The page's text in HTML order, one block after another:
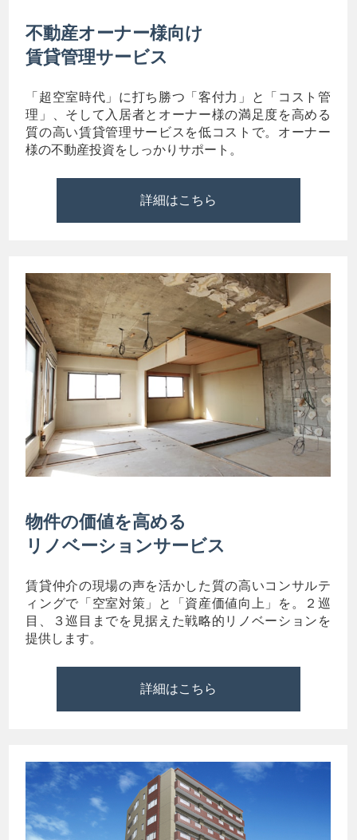
不動産オーナー様向け
賃貸管理サービス
「超空室時代」に打ち勝つ「客付力」と「コスト管
理」、そして入居者とオーナー様の満足度を高める
質の高い賃貸管理サービスを低コストで。オーナー
様の不動産投資をしっかりサポート。
詳細はこちら
物件の価値を高める
リノベーションサービス
賃貸仲介の現場の声を活かした質の高いコンサルテ
ィングで「空室対策」と「資産価値向上」を。２巡
目、３巡目までを見据えた戦略的リノベーションを
提供します。
詳細はこちら